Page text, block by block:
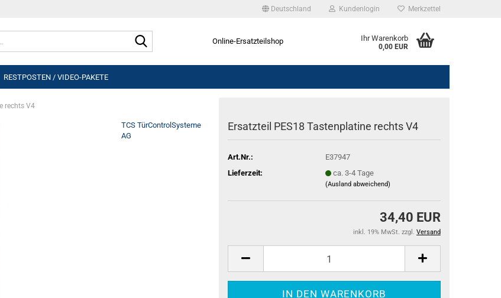
Deutschland Kundenlogin Merkzettel
Online-Ersatzteilshop Ihr Warenkorb
0,00 EUR
RESTPOSTEN / VIDEO-PAKETE
rechts V4
TCS TürControlSysteme
AG
Ersatzteil PES18 Tastenplatine rechts V4
Art.Nr.:
E37947
Lieferzeit:
ca. 3-4 Tage
(Ausland abweichend)
34,40 EUR
inkl. 19% MwSt. zzgl. Versand